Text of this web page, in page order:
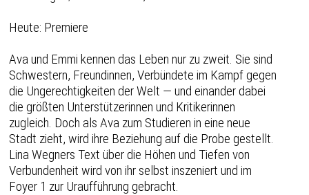
Heute: Premiere
Ava und Emmi kennen das Leben nur zu zweit. Sie sind
Schwestern, Freundinnen, Verbündete im Kampf gegen
die Ungerechtigkeiten der Welt — und einander dabei
die größten Unterstützerinnen und Kritikerinnen
zugleich. Doch als Ava zum Studieren in eine neue
Stadt zieht, wird ihre Beziehung auf die Probe gestellt.
Lina Wegners Text über die Höhen und Tiefen von
Verbundenheit wird von ihr selbst inszeniert und im
Foyer 1 zur Uraufführung gebracht.